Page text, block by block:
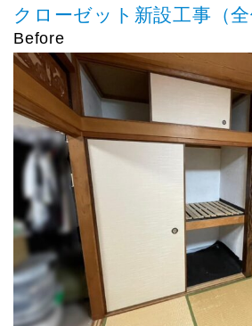
クローゼット新設工事（全
Before